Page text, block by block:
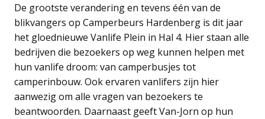
De grootste verandering en tevens één van de
blikvangers op Camperbeurs Hardenberg is dit jaar
het gloednieuwe Vanlife Plein in Hal 4. Hier staan alle
bedrijven die bezoekers op weg kunnen helpen met
hun vanlife droom: van camperbusjes tot
camperinbouw. Ook ervaren vanlifers zijn hier
aanwezig om alle vragen van bezoekers te
beantwoorden. Daarnaast geeft Van-Jorn op hun